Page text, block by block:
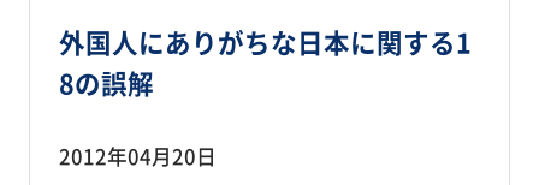
外国人にありがちな日本に関する1
8の誤解
2012年04月20日